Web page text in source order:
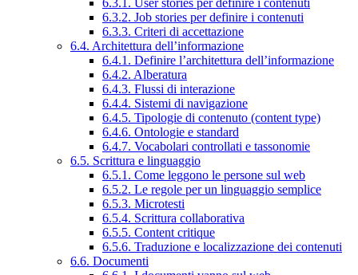
6.3.1. User stories per definire i contenuti
6.3.2. Job stories per definire i contenuti
6.3.3. Criteri di accettazione
6.4. Architettura dell’informazione
6.4.1. Definire l’architettura dell’informazione
6.4.2. Alberatura
6.4.3. Flussi di interazione
6.4.4. Sistemi di navigazione
6.4.5. Tipologie di contenuto (content type)
6.4.6. Ontologie e standard
6.4.7. Vocabolari controllati e tassonomie
6.5. Scrittura e linguaggio
6.5.1. Come leggono le persone sul web
6.5.2. Le regole per un linguaggio semplice
6.5.3. Microtesti
6.5.4. Scrittura collaborativa
6.5.5. Content critique
6.5.6. Traduzione e localizzazione dei contenuti
6.6. Documenti